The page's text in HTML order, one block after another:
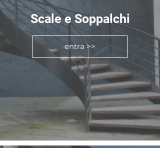
Scale e Soppalchi
entra >>